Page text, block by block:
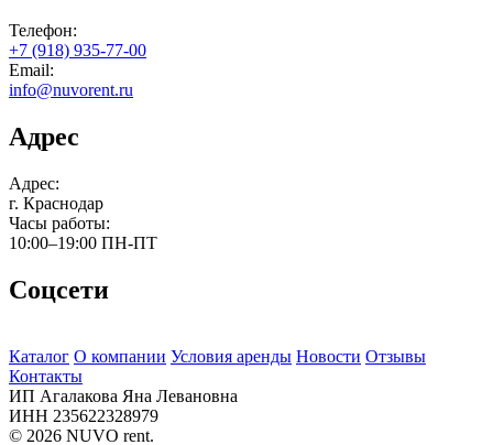
Телефон:
+7 (918) 935-77-00
Email:
info@nuvorent.ru
Адрес
Адрес:
г. Краснодар
Часы работы:
10:00–19:00 ПН-ПТ
Соцсети
Каталог О компании Условия аренды Новости Отзывы
Контакты
ИП Агалакова Яна Левановна
ИНН 235622328979
© 2026 NUVO rent.